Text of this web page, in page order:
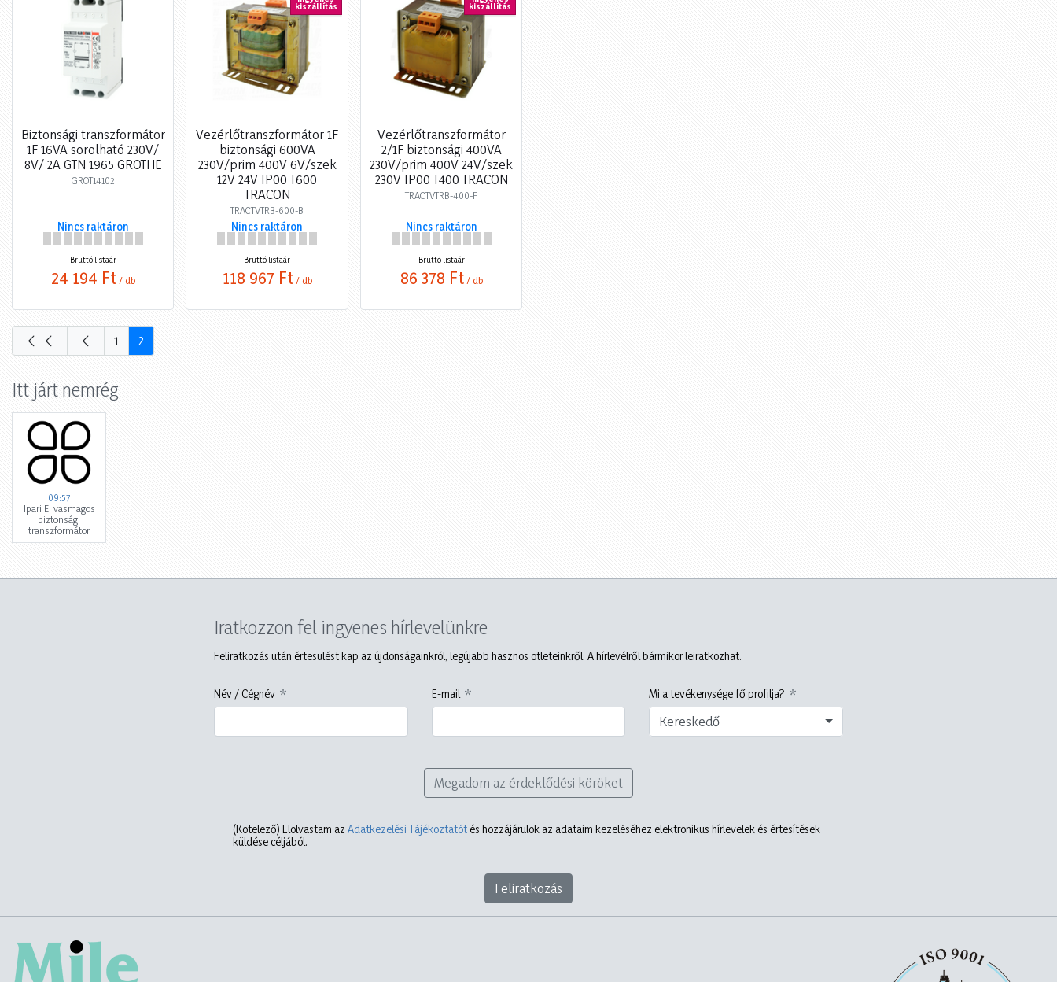
Biztonsági transzformátor
1F 16VA sorolható 230V/
8V/ 2A GTN 1965 GROTHE
GROT14102
Nincs raktáron
Bruttó listaár
24 194 Ft / db
kiszállítás
Vezérlőtranszformátor 1F
biztonsági 600VA
230V/prim 400V 6V/szek
12V 24V IP00 T600
TRACON
TRACTVTRB-600-B
Nincs raktáron
Bruttó listaár
118 967 Ft / db
kiszállítás
Vezérlőtranszformátor
2/1F biztonsági 400VA
230V/prim 400V 24V/szek
230V IP00 T400 TRACON
TRACTVTRB-400-F
Nincs raktáron
Bruttó listaár
86 378 Ft / db
1 2
Itt járt nemrég
09:57
Ipari EI vasmagos
biztonsági
transzformátor
Iratkozzon fel ingyenes hírlevelünkre
Feliratkozás után értesülést kap az újdonságainkról, legújabb hasznos ötleteinkről. A hírlevélről bármikor leiratkozhat.
Név / Cégnév E-mail Mi a tevékenysége fő profilja?
Kereskedő
Megadom az érdeklődési köröket
(Kötelező) Elolvastam az Adatkezelési Tájékoztatót és hozzájárulok az adataim kezeléséhez elektronikus hírlevelek és értesítések
küldése céljából.
Feliratkozás